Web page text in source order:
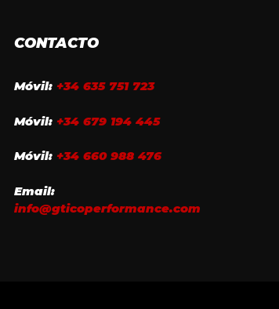
CONTACTO
Móvil: +34 635 751 723
Móvil: +34 679 194 445
Móvil: +34 660 988 476
Email:
info@gticoperformance.com